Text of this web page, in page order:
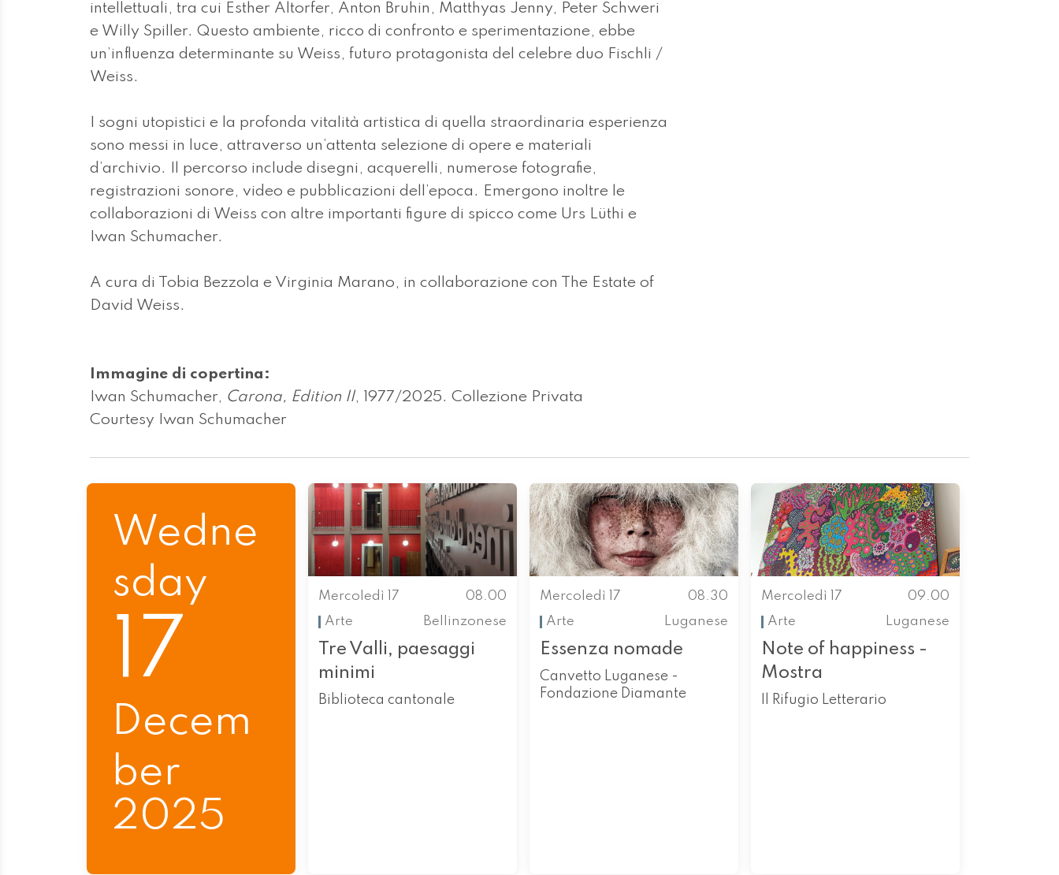
intellettuali, tra cui Esther Altorfer, Anton Bruhin, Matthyas Jenny, Peter Schweri
e Willy Spiller. Questo ambiente, ricco di confronto e sperimentazione, ebbe
un’influenza determinante su Weiss, futuro protagonista del celebre duo Fischli /
Weiss.
I sogni utopistici e la profonda vitalità artistica di quella straordinaria esperienza
sono messi in luce, attraverso un’attenta selezione di opere e materiali
d’archivio. Il percorso include disegni, acquerelli, numerose fotografie,
registrazioni sonore, video e pubblicazioni dell’epoca. Emergono inoltre le
collaborazioni di Weiss con altre importanti figure di spicco come Urs Lüthi e
Iwan Schumacher.
A cura di Tobia Bezzola e Virginia Marano, in collaborazione con The Estate of
David Weiss.
Immagine di copertina:
Iwan Schumacher, Carona, Edition II, 1977/2025. Collezione Privata
Courtesy Iwan Schumacher
Wedne
sday
17
Decem
ber
2025
Mercoledì 17
08.00
Arte
Bellinzonese
Tre Valli, paesaggi
minimi
Biblioteca cantonale
Mercoledì 17
08.30
Arte
Luganese
Essenza nomade
Canvetto Luganese -
Fondazione Diamante
Mercoledì 17
09.00
Arte
Luganese
Note of happiness -
Mostra
Il Rifugio Letterario